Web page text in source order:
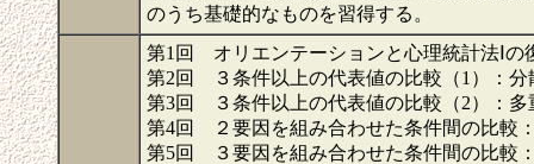
のうち基礎的なものを習得する。
第1回 オリエンテーションと心理統計法Ⅰの
第2回 ３条件以上の代表値の比較（1）：分
第3回 ３条件以上の代表値の比較（2）：多
第4回 ２要因を組み合わせた条件間の比較
第5回 ３要因を組み合わせた条件間の比較